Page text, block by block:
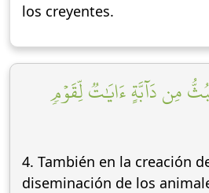
los creyentes.
مِن دَآبَّةٍ ءَايَٰتٞ لِّقَوۡمٖ
4. También en la creación
diseminación de los